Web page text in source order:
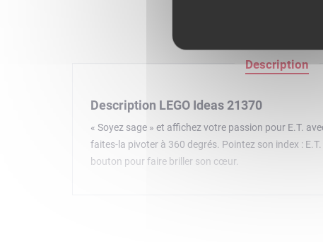
Description
Description LEGO Ideas 21370
« Soyez sage » et affichez votre passion pour E.T.
faites-la pivoter à 360 degrés. Pointez son index :
bouton pour faire briller son cœur.